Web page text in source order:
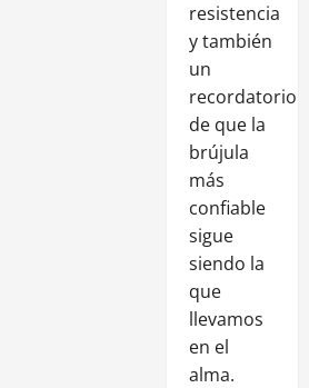
resistencia
y también
un
recordatorio
de que la
brújula
más
confiable
sigue
siendo la
que
llevamos
en el
alma.